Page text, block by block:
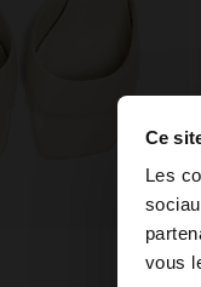
Ce
Les
vous